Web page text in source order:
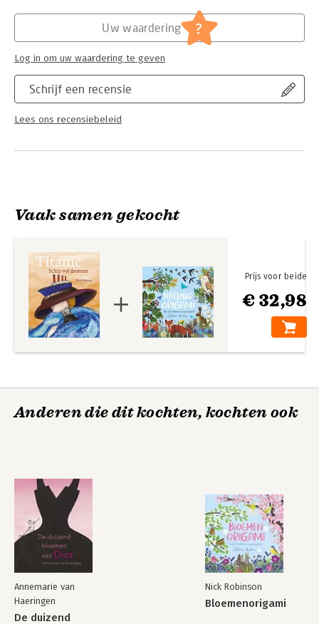
Kunstprentenboeken
Schrijf een recensie
Lees ons recensiebeleid
Uw waardering ?
Log in om uw waardering te geven
Vaak samen gekocht
€ 32,98
Prijs voor beide
Anderen die dit kochten, kochten ook
Annemarie van
Haeringen
De duizend
Nick Robinson
Bloemenorigami